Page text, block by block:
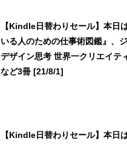
【Kindle日替わりセール】本日
いる人のための仕事術図鑑』、
デザイン思考 世界一クリエイテ
など3冊 [21/8/1]
【Kindle日替わりセール】本日